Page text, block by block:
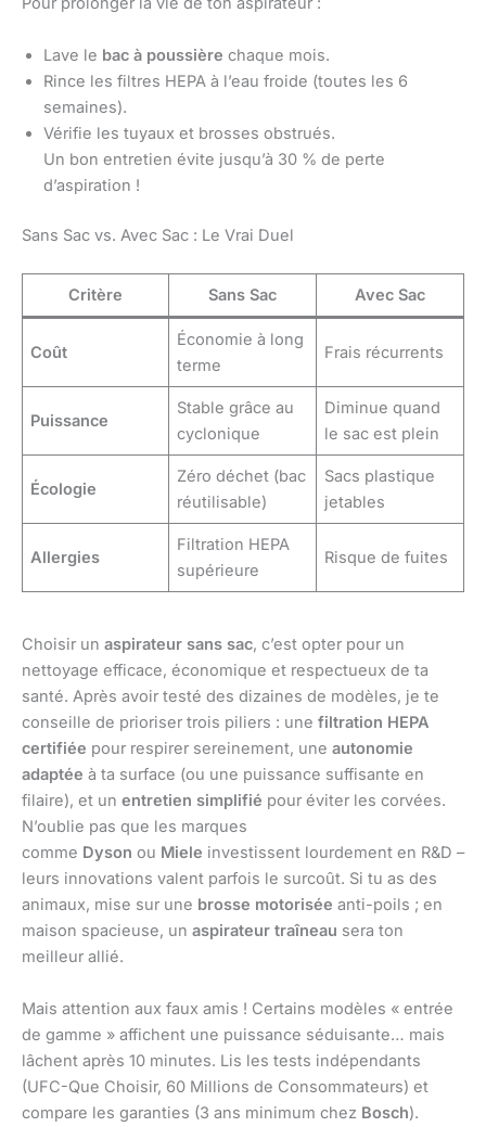
Lave le bac à poussière chaque mois.
Rince les filtres HEPA à l’eau froide (toutes les 6
semaines).
Vérifie les tuyaux et brosses obstrués.
Un bon entretien évite jusqu’à 30 % de perte
d’aspiration !
Sans Sac vs. Avec Sac : Le Vrai Duel
Critère Sans Sac Avec Sac
Coût
Économie à long
terme
Frais récurrents
Puissance
Stable grâce au
cyclonique
Diminue quand
le sac est plein
Écologie
Zéro déchet (bac
réutilisable)
Sacs plastique
jetables
Allergies
Filtration HEPA
supérieure
Risque de fuites
Choisir un aspirateur sans sac, c’est opter pour un
nettoyage efficace, économique et respectueux de ta
santé. Après avoir testé des dizaines de modèles, je te
conseille de prioriser trois piliers : une filtration HEPA
certifiée pour respirer sereinement, une autonomie
adaptée à ta surface (ou une puissance suffisante en
filaire), et un entretien simplifié pour éviter les corvées.
N’oublie pas que les marques
comme Dyson ou Miele investissent lourdement en R&D –
leurs innovations valent parfois le surcoût. Si tu as des
animaux, mise sur une brosse motorisée anti-poils ; en
maison spacieuse, un aspirateur traîneau sera ton
meilleur allié.
Mais attention aux faux amis ! Certains modèles « entrée
de gamme » affichent une puissance séduisante… mais
lâchent après 10 minutes. Lis les tests indépendants
(UFC-Que Choisir, 60 Millions de Consommateurs) et
compare les garanties (3 ans minimum chez Bosch).